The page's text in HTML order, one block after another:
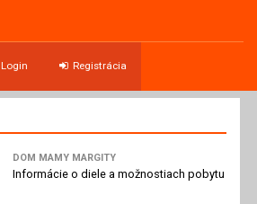
Login Registrácia
DOM MAMY MARGITY
Informácie o diele a možnostiach pobytu